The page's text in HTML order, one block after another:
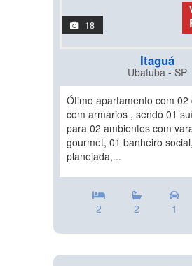
18
Itaguá
Ubatuba - SP
Ótimo apartamento com 02
com armários , sendo 01
para 02 ambientes com
gourmet, 01 banheiro
planejada,...
2 2 1